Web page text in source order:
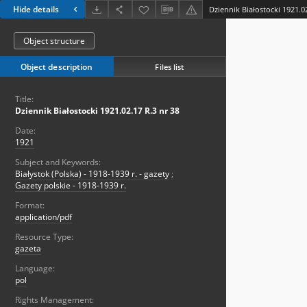
Hide details Dziennik Białostocki
Object structure
Object description Files list
Title:
Dziennik Białostocki 1921.02.17 R.3 nr 38
Date:
1921
Subject and Keywords:
Białystok (Polska) - 1918-1939 r. - gazety ;
Gazety polskie - 1918-1939 r.
Format:
application/pdf
Resource Type:
gazeta
Language:
pol
Rights Management: